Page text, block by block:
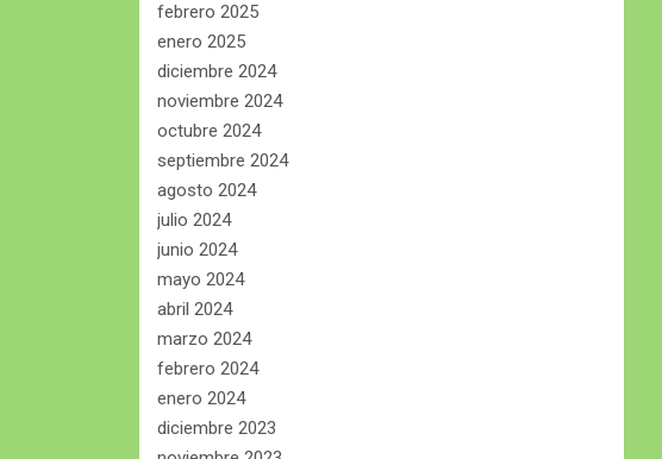
febrero 2025
enero 2025
diciembre 2024
noviembre 2024
octubre 2024
septiembre 2024
agosto 2024
julio 2024
junio 2024
mayo 2024
abril 2024
marzo 2024
febrero 2024
enero 2024
diciembre 2023